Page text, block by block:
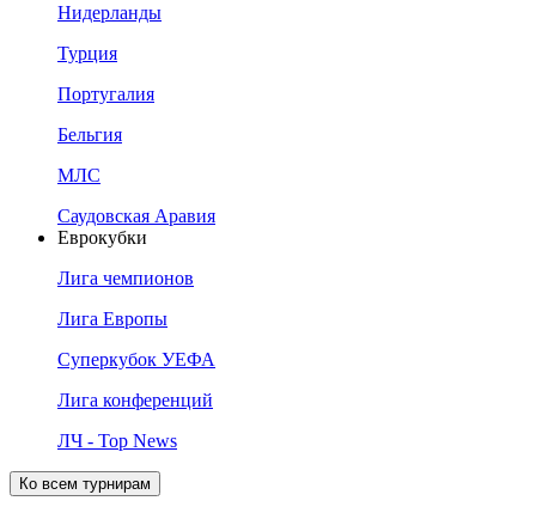
Нидерланды
Турция
Португалия
Бельгия
МЛС
Саудовская Аравия
Еврокубки
Лига чемпионов
Лига Европы
Суперкубок УЕФА
Лига конференций
ЛЧ - Top News
Ко всем турнирам